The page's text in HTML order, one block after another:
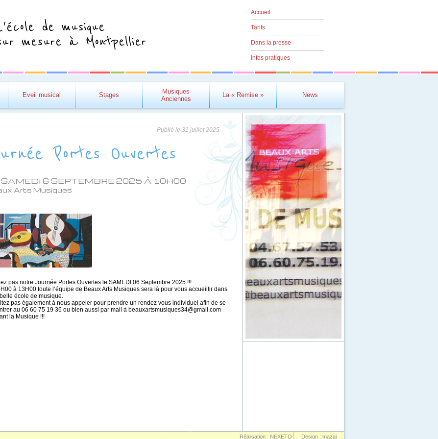
de musique
mesure à Montpellier
Accueil
Tarifs
Dans la presse
Infos pratiques
Eveil musical Stages
Musiques
Anciennes
La « Remise » News
Publié le31 juillet 2025
Portes Ouvertes
SAMEDI 6 SEPTEMBRE 2025 À 10H00
Arts Musiques
pas notre Journée Portes Ouvertes le SAMEDI 06 Septembre 2025 !!!
à 13H00 toute l’équipe de Beaux Arts Musiques sera là pour vous accueillir dans
école de musique.
pas également à nous appeler pour prendre un rendez vous individuel afin de se
au 06 60 75 19 36 ou bien aussi par mail à beauxartsmusiques34@gmail.com
la Musique !!!
Réalisation : NEXETO Design : mazai